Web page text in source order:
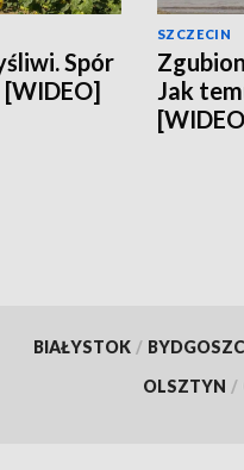
Spór
SZCZECIN
Jak
BIAŁYSTOK /
OLSZTYN /